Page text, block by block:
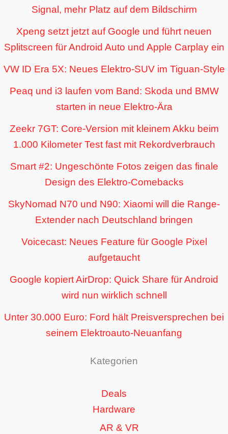
Signal, mehr Platz auf dem Bildschirm
Xpeng setzt jetzt auf Google und führt neuen
Splitscreen für Android Auto und Apple Carplay ein
VW ID Era 5X: Neues Elektro-SUV im Tiguan-Style
Peaq und i3 laufen vom Band: Skoda und BMW
starten in neue Elektro-Ära
Zeekr 7GT: Core-Version mit kleinem Akku beim
1.000 Kilometer Test fast mit Rekordverbrauch
Smart #2: Ungeschönte Fotos zeigen das finale
Design des Elektro-Comebacks
SkyNomad N70 und N90: Xiaomi will die Range-
Extender nach Deutschland bringen
Voicecast: Neues Feature für Google Pixel
aufgetaucht
Google kopiert AirDrop: Quick Share für Android
wird nun wirklich schnell
Unter 30.000 Euro: Ford hält Preisversprechen bei
seinem Elektroauto-Neuanfang
Kategorien
Deals
Hardware
AR & VR